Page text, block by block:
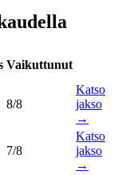
Vaikuttunut
8/8
Katso
jakso
→
7/8
Katso
jakso
→